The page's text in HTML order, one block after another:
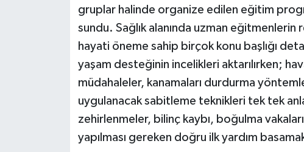
gruplar halinde organize edilen eğitim
sundu. Sağlık alanında uzman
hayati öneme sahip birçok konu başlığı
yaşam desteğinin incelikleri aktarılırken;
müdahaleler, kanamaları durdurma
uygulanacak sabitleme teknikleri tek tek
zehirlenmeler, bilinç kaybı, boğulma
yapılması gereken doğru ilk yardım